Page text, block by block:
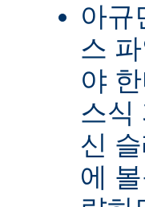
아규
스
야
스식
신
에